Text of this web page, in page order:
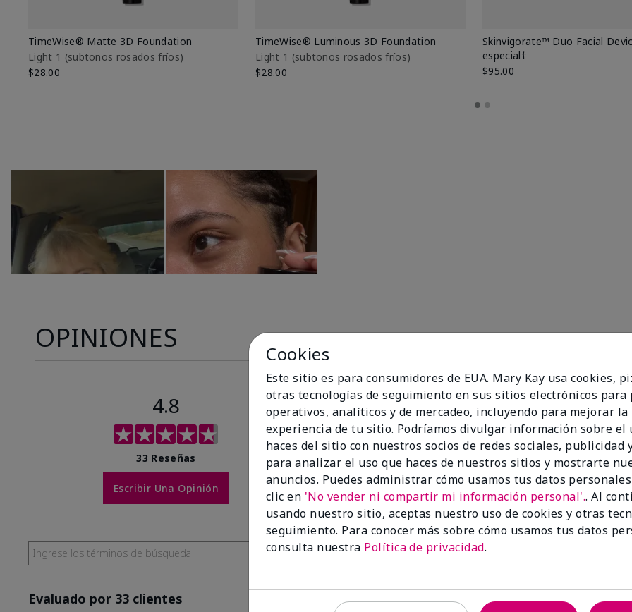
TimeWise® Matte 3D Foundation
Light 1​ (subtonos rosados fríos)
$28.00
TimeWise® Luminous 3D Foundation
Light 1​ (subtonos rosados fríos)
$28.00
Skinvigorate™ Duo Facial
especial†
$95.00
OPINIONES
4.8
33 Reseñas
Escribir Una Opinión
94%
de los encuestados
recomendaría a un
amigo.
Evaluado por 33 clientes
Cookies
Este sitio es para consumidores de EUA. Mary Kay usa cookies,
otras tecnologías de seguimiento en sus sitios electrónicos para
operativos, analíticos y de mercadeo, incluyendo para mejorar la
experiencia de tu sitio. Podríamos divulgar información sobre el
haces del sitio con nuestros socios de redes sociales, publicidad
para analizar el uso que haces de nuestros sitios y mostrarte
anuncios. Puedes administrar cómo usamos tus datos
clic en 'No vender ni compartir mi información personal'.. Al
usando nuestro sitio, aceptas nuestro uso de cookies y otras
seguimiento. Para conocer más sobre cómo usamos tus datos
consulta nuestra Política de privacidad.